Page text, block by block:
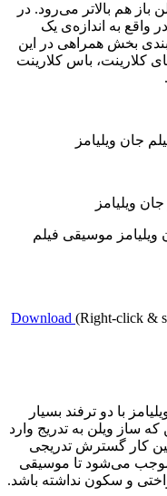
بالاتر می‌رود. در
به اندازه‌ی یک
همراهی در این
باس کلارینت
Download (Right-
دو ترفند بسیار
به تدریج وارد
گسترش تدریجی
تا موسیقی
سکون نداشته باشد.